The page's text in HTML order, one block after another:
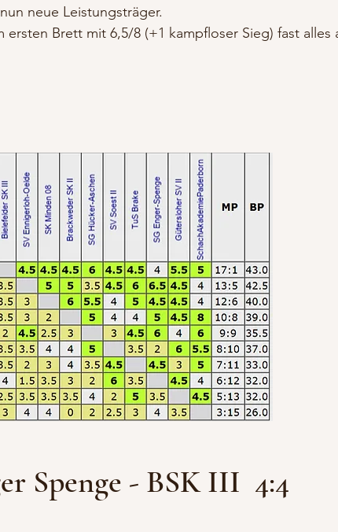
neue Leistungsträger.
Brett mit 6,5/8 (+1 kampfloser Sieg) fast alles
Spenge - BSK III 4:4